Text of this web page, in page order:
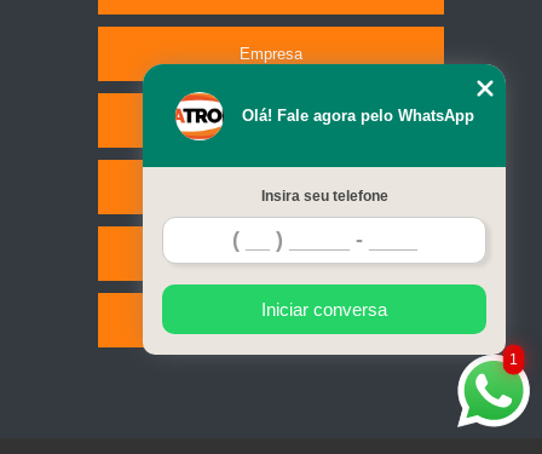
Empresa
Missão
Serviços
Contato
Mapa do site
1
Olá! Fale agora pelo WhatsApp
Insira seu telefone
Iniciar conversa